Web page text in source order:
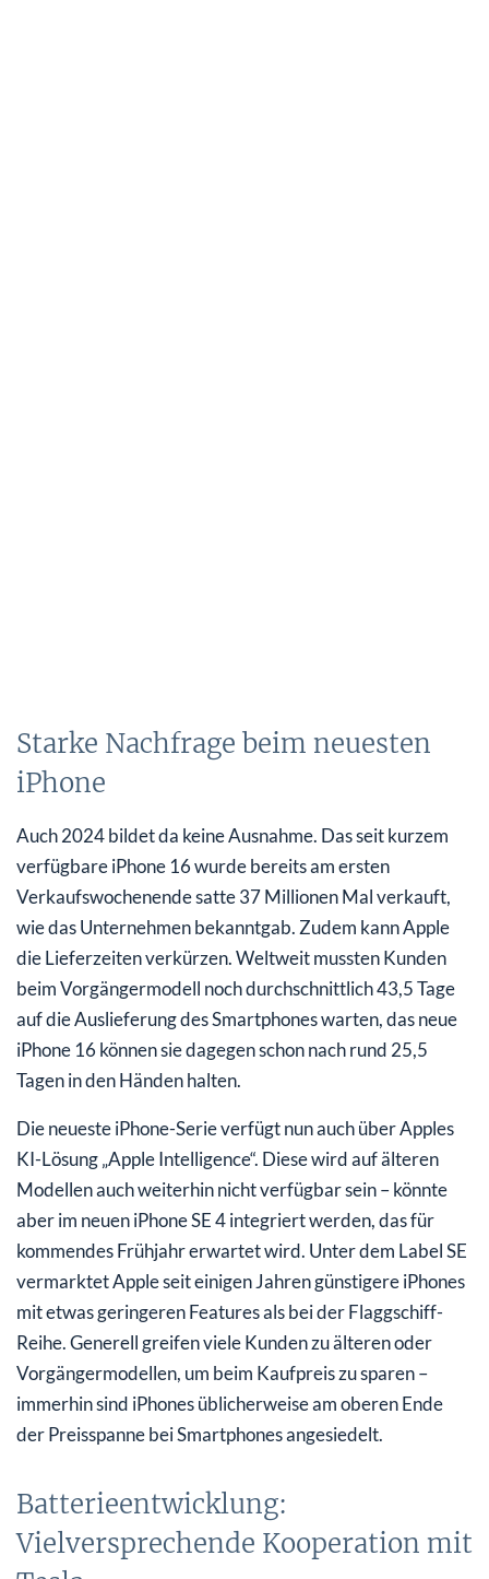
Starke Nachfrage beim neuesten
iPhone
Auch 2024 bildet da keine Ausnahme. Das seit kurzem
verfügbare iPhone 16 wurde bereits am ersten
Verkaufswochenende satte 37 Millionen Mal verkauft,
wie das Unternehmen bekanntgab. Zudem kann Apple
die Lieferzeiten verkürzen. Weltweit mussten Kunden
beim Vorgängermodell noch durchschnittlich 43,5 Tage
auf die Auslieferung des Smartphones warten, das neue
iPhone 16 können sie dagegen schon nach rund 25,5
Tagen in den Händen halten.
Die neueste iPhone-Serie verfügt nun auch über Apples
KI-Lösung „Apple Intelligence“. Diese wird auf älteren
Modellen auch weiterhin nicht verfügbar sein – könnte
aber im neuen iPhone SE 4 integriert werden, das für
kommendes Frühjahr erwartet wird. Unter dem Label SE
vermarktet Apple seit einigen Jahren günstigere iPhones
mit etwas geringeren Features als bei der Flaggschiff-
Reihe. Generell greifen viele Kunden zu älteren oder
Vorgängermodellen, um beim Kaufpreis zu sparen –
immerhin sind iPhones üblicherweise am oberen Ende
der Preisspanne bei Smartphones angesiedelt.
Batterieentwicklung:
Vielversprechende Kooperation mit